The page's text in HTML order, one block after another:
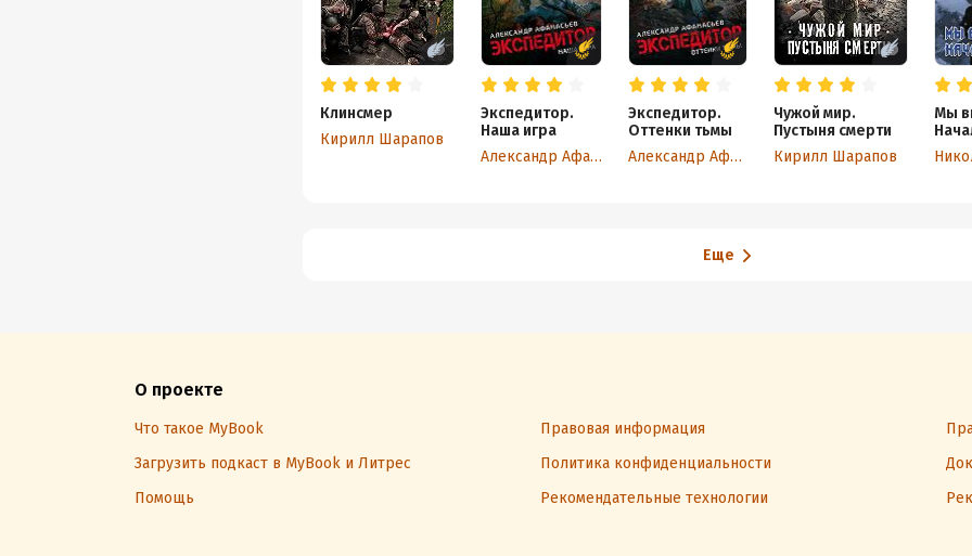
Клинсмер
Кирилл Шарапов
Экспедитор.
Наша игра
Александр Афанасьев
Экспедитор.
Оттенки тьмы
Александр Афанасьев
Чужой мир.
Пустыня смерти
Кирилл Шарапов
Мы
Еще
О проекте
Что такое MyBook Правовая информация
Загрузить подкаст в MyBook и Литрес
Политика конфиденциальности
Помощь
Рекомендательные технологии